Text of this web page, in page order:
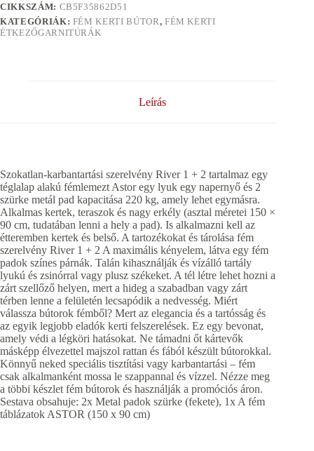
CIKKSZÁM: CB5F35862D51
KATEGÓRIÁK: FÉM KERTI BÚTOR , FÉM KERTI
ÉTKEZŐGARNITÚRÁK
Leírás
Szokatlan-karbantartási szerelvény River 1 + 2 tartalmaz egy
téglalap alakú fémlemezt Astor egy lyuk egy napernyő és 2
szürke metál pad kapacitása 220 kg, amely lehet egymásra.
Alkalmas kertek, teraszok és nagy erkély (asztal méretei 150 ×
90 cm, tudatában lenni a hely a pad). Is alkalmazni kell az
étteremben kertek és belső. A tartozékokat és tárolása fém
szerelvény River 1 + 2 A maximális kényelem, látva egy fém
padok színes párnák. Talán kihasználják és vízálló tartály
lyukú és zsinórral vagy plusz székeket. A tél létre lehet hozni a
zárt szellőző helyen, mert a hideg a szabadban vagy zárt
térben lenne a felületén lecsapódik a nedvesség. Miért
válassza bútorok fémből? Mert az elegancia és a tartósság és
az egyik legjobb eladók kerti felszerelések. Ez egy bevonat,
amely védi a légköri hatásokat. Ne támadni őt kártevők
másképp élvezettel majszol rattan és fából készült bútorokkal.
Könnyű neked speciális tisztítási vagy karbantartási – fém
csak alkalmanként mossa le szappannal és vízzel. Nézze meg
a többi készlet fém bútorok és használják a promóciós áron.
Sestava obsahuje: 2x Metal padok szürke (fekete), 1x A fém
táblázatok ASTOR (150 x 90 cm)